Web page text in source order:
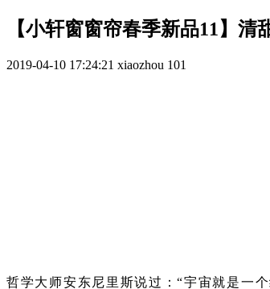
【小轩窗窗帘春季新品11】
2019-04-10 17:24:21 xiaozhou 101
哲学大师安东尼里斯说过：“宇宙就是一